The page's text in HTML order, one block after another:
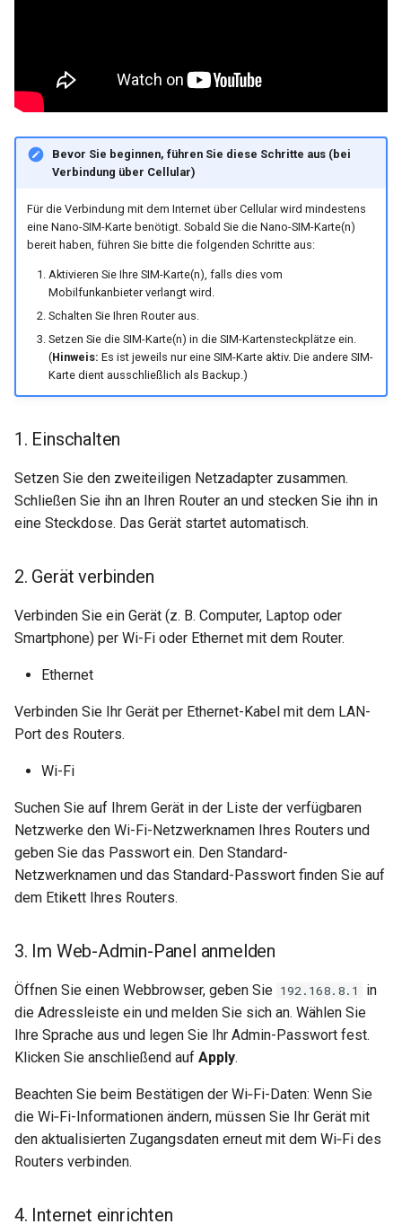
Bevor Sie beginnen, führen Sie diese Schritte aus (bei
Verbindung über Cellular)
Für die Verbindung mit dem Internet über Cellular wird mindestens
eine Nano-SIM-Karte benötigt. Sobald Sie die Nano-SIM-Karte(n)
bereit haben, führen Sie bitte die folgenden Schritte aus:
Aktivieren Sie Ihre SIM-Karte(n), falls dies vom
Mobilfunkanbieter verlangt wird.
Schalten Sie Ihren Router aus.
Setzen Sie die SIM-Karte(n) in die SIM-Kartensteckplätze ein.
(Hinweis: Es ist jeweils nur eine SIM-Karte aktiv. Die andere SIM-
Karte dient ausschließlich als Backup.)
1. Einschalten
Setzen Sie den zweiteiligen Netzadapter zusammen.
Schließen Sie ihn an Ihren Router an und stecken Sie ihn in
eine Steckdose. Das Gerät startet automatisch.
2. Gerät verbinden
Verbinden Sie ein Gerät (z. B. Computer, Laptop oder
Smartphone) per Wi-Fi oder Ethernet mit dem Router.
Ethernet
Verbinden Sie Ihr Gerät per Ethernet-Kabel mit dem LAN-
Port des Routers.
Wi-Fi
Suchen Sie auf Ihrem Gerät in der Liste der verfügbaren
Netzwerke den Wi-Fi-Netzwerknamen Ihres Routers und
geben Sie das Passwort ein. Den Standard-
Netzwerknamen und das Standard-Passwort finden Sie auf
dem Etikett Ihres Routers.
3. Im Web-Admin-Panel anmelden
Öffnen Sie einen Webbrowser, geben Sie 192.168.8.1
in
die Adressleiste ein und melden Sie sich an. Wählen Sie
Ihre Sprache aus und legen Sie Ihr Admin-Passwort fest.
Klicken Sie anschließend auf Apply.
Beachten Sie beim Bestätigen der Wi‑Fi-Daten: Wenn Sie
die Wi‑Fi-Informationen ändern, müssen Sie Ihr Gerät mit
den aktualisierten Zugangsdaten erneut mit dem Wi‑Fi des
Routers verbinden.
4. Internet einrichten